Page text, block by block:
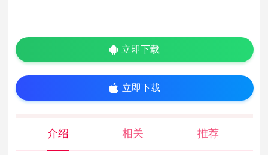
立即下载
立即下载
介绍 相关 推荐